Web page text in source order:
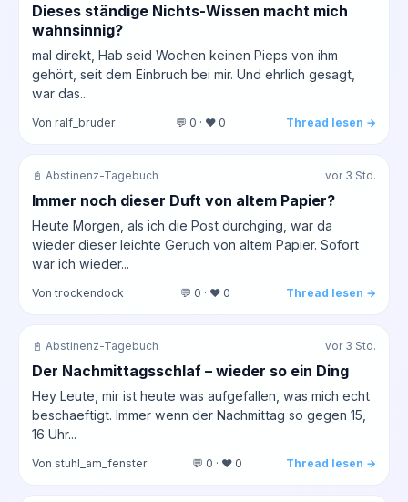
Dieses ständige Nichts-Wissen macht mich
wahnsinnig?
mal direkt, Hab seid Wochen keinen Pieps von ihm
gehört, seit dem Einbruch bei mir. Und ehrlich gesagt,
war das...
Von ralf_bruder 💬 0 · ❤️ 0 Thread lesen →
📓 Abstinenz-Tagebuch vor 3 Std.
Immer noch dieser Duft von altem Papier?
Heute Morgen, als ich die Post durchging, war da
wieder dieser leichte Geruch von altem Papier. Sofort
war ich wieder...
Von trockendock 💬 0 · ❤️ 0 Thread lesen →
📓 Abstinenz-Tagebuch vor 3 Std.
Der Nachmittagsschlaf – wieder so ein Ding
Hey Leute, mir ist heute was aufgefallen, was mich echt
beschaeftigt. Immer wenn der Nachmittag so gegen 15,
16 Uhr...
Von stuhl_am_fenster 💬 0 · ❤️ 0 Thread lesen →